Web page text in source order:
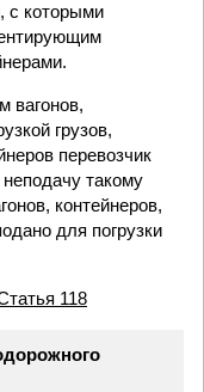
с которыми
вагонов,
грузов,
перевозчик
такому
контейнеров,
для погрузки
118